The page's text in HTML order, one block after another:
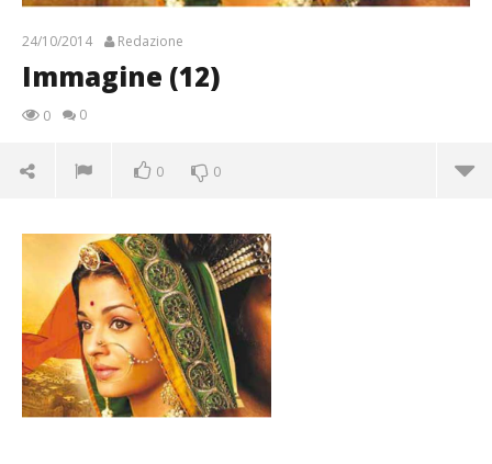
24/10/2014 Redazione
Immagine (12)
0 0
0 0
24/10/2014
Redazione